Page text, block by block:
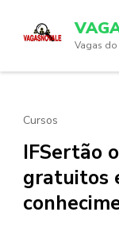
(Press
Vagas do
Cursos
IFSertão
gratuitos